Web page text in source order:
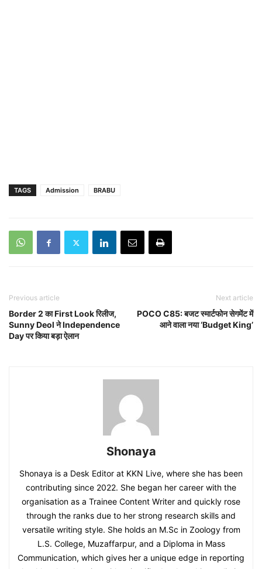
TAGS Admission BRABU
Previous article
Border 2 का First Look रिलीज,
Sunny Deol ने Independence
Day पर किया बड़ा ऐलान
Next article
POCO C85: बजट स्मार्टफोन सेगमेंट में
आने वाला नया ‘Budget King’
Shonaya
Shonaya is a Desk Editor at KKN Live, where she has been
contributing since 2022. She began her career with the
organisation as a Trainee Content Writer and quickly rose
through the ranks due to her strong research skills and
versatile writing style. She holds an M.Sc in Zoology from
L.S. College, Muzaffarpur, and a Diploma in Mass
Communication, which gives her a unique edge in reporting